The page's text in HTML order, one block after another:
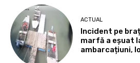
ACTUAL
Incident pe
marfă a eșuat
ambarcațiuni,